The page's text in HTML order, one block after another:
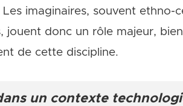
Les imaginaires, souvent ethno-
jouent donc un rôle majeur,
de cette discipline.
un contexte